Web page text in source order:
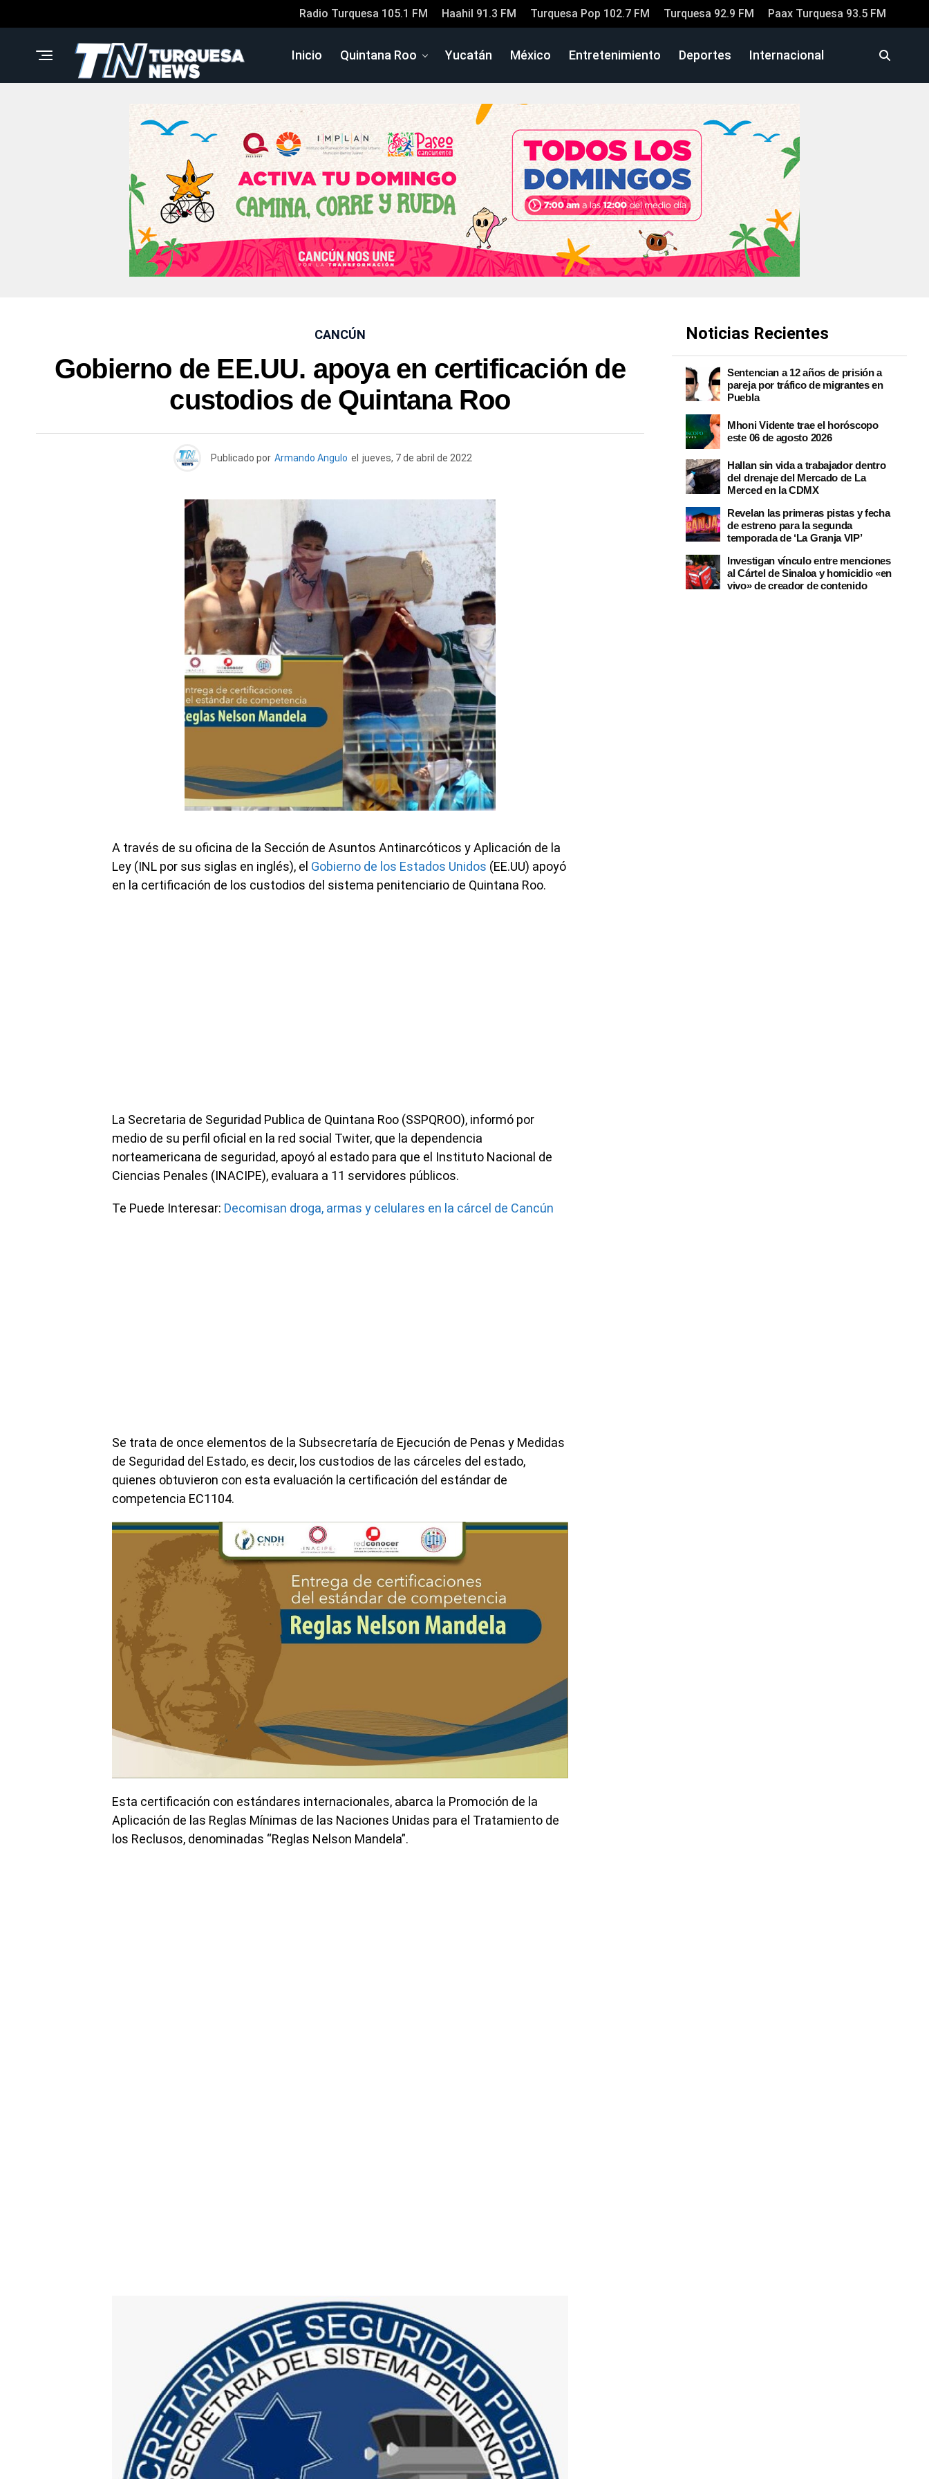
Radio Turquesa 105.1 FM Haahil 91.3 FM Turquesa Pop 102.7 FM Turquesa 92.9 FM Paax Turquesa 93.5 FM
Inicio Quintana Roo Yucatán México Entretenimiento Deportes Internacional
CANCÚN
Gobierno de EE.UU. apoya en certificación de
custodios de Quintana Roo
Publicado por Armando Angulo el jueves, 7 de abril de 2022
A través de su oficina de la Sección de Asuntos Antinarcóticos y Aplicación de la
Ley (INL por sus siglas en inglés), el Gobierno de los Estados Unidos (EE.UU) apoyó
en la certificación de los custodios del sistema penitenciario de Quintana Roo.
La Secretaria de Seguridad Publica de Quintana Roo (SSPQROO), informó por
medio de su perfil oficial en la red social Twiter, que la dependencia
norteamericana de seguridad, apoyó al estado para que el Instituto Nacional de
Ciencias Penales (INACIPE), evaluara a 11 servidores públicos.
Te Puede Interesar: Decomisan droga, armas y celulares en la cárcel de Cancún
Se trata de once elementos de la Subsecretaría de Ejecución de Penas y Medidas
de Seguridad del Estado, es decir, los custodios de las cárceles del estado,
quienes obtuvieron con esta evaluación la certificación del estándar de
competencia EC1104.
Esta certificación con estándares internacionales, abarca la Promoción de la
Aplicación de las Reglas Mínimas de las Naciones Unidas para el Tratamiento de
los Reclusos, denominadas “Reglas Nelson Mandela”.
Noticias Recientes
Sentencian a 12 años de prisión a
pareja por tráfico de migrantes en
Puebla
Mhoni Vidente trae el horóscopo
este 06 de agosto 2026
Hallan sin vida a trabajador dentro
del drenaje del Mercado de La
Merced en la CDMX
Revelan las primeras pistas y fecha
de estreno para la segunda
temporada de ‘La Granja VIP’
Investigan vínculo entre menciones
al Cártel de Sinaloa y homicidio «en
vivo» de creador de contenido